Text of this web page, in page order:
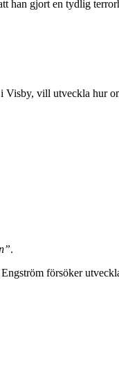
han gjort en tydlig
Visby, vill utveckla hur
.
försöker